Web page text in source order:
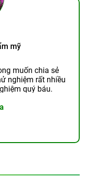
mỹ
muốn chia sẻ
nghiệm rất nhiều
quý báu.